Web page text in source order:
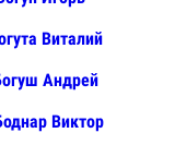
Виталий
Андрей
Виктор